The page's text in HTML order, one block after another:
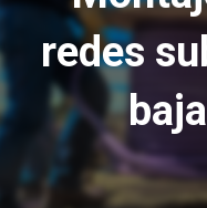
redes